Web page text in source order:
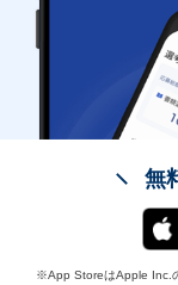
無
※App StoreはApple Inc.